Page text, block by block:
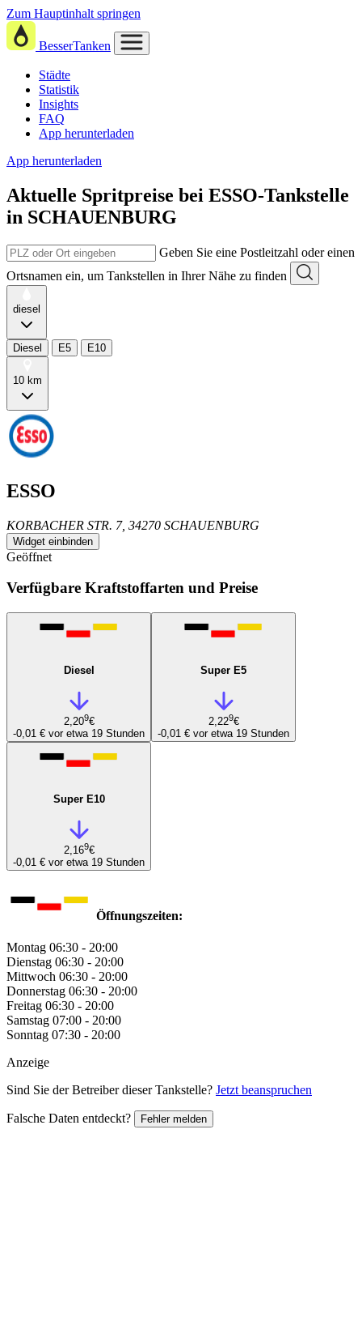
Zum Hauptinhalt springen
BesserTanken
Städte
Statistik
Insights
FAQ
App herunterladen
App herunterladen
Aktuelle Spritpreise bei ESSO-Tankstelle
in SCHAUENBURG
Geben Sie eine Postleitzahl oder einen
Ortsnamen ein, um Tankstellen in Ihrer Nähe zu finden
diesel
Diesel E5 E10
10 km
ESSO
KORBACHER STR. 7, 34270 SCHAUENBURG
Widget einbinden
Geöffnet
Verfügbare Kraftstoffarten und Preise
Diesel
2,209€
-0,01 € vor etwa 19 Stunden
Super E5
2,229€
-0,01 € vor etwa 19 Stunden
Super E10
2,169€
-0,01 € vor etwa 19 Stunden
Öffnungszeiten:
Montag 06:30 - 20:00
Dienstag 06:30 - 20:00
Mittwoch 06:30 - 20:00
Donnerstag 06:30 - 20:00
Freitag 06:30 - 20:00
Samstag 07:00 - 20:00
Sonntag 07:30 - 20:00
Anzeige
Sind Sie der Betreiber dieser Tankstelle? Jetzt beanspruchen
Falsche Daten entdeckt? Fehler melden